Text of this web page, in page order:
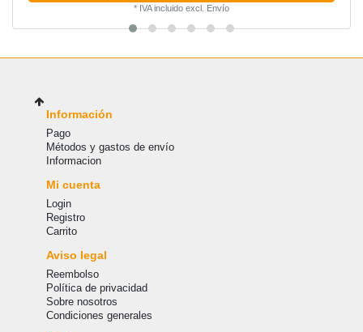
* IVA incluido excl. Envío
Información
Pago
Métodos y gastos de envío
Informacion
Mi cuenta
Login
Registro
Carrito
Aviso legal
Reembolso
Política de privacidad
Sobre nosotros
Condiciones generales